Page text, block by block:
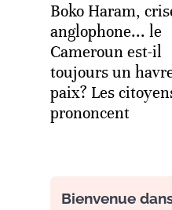
Boko Haram,
anglophone... le
Cameroun est-il
toujours un
paix? Les
prononcent
Bienvenue